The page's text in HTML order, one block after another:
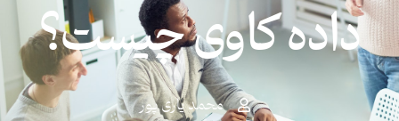
داده کاوی چیست؟
محمد یاری پور